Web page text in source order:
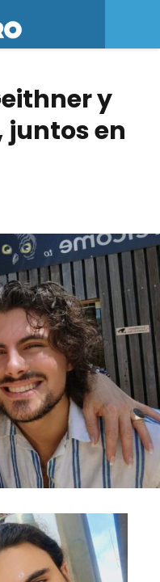
y
juntos en